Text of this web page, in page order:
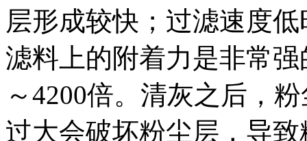
层形成较快；过滤速度
滤料上的附着力是非常
～4200倍。清灰之后，
过大会破坏粉尘层，导